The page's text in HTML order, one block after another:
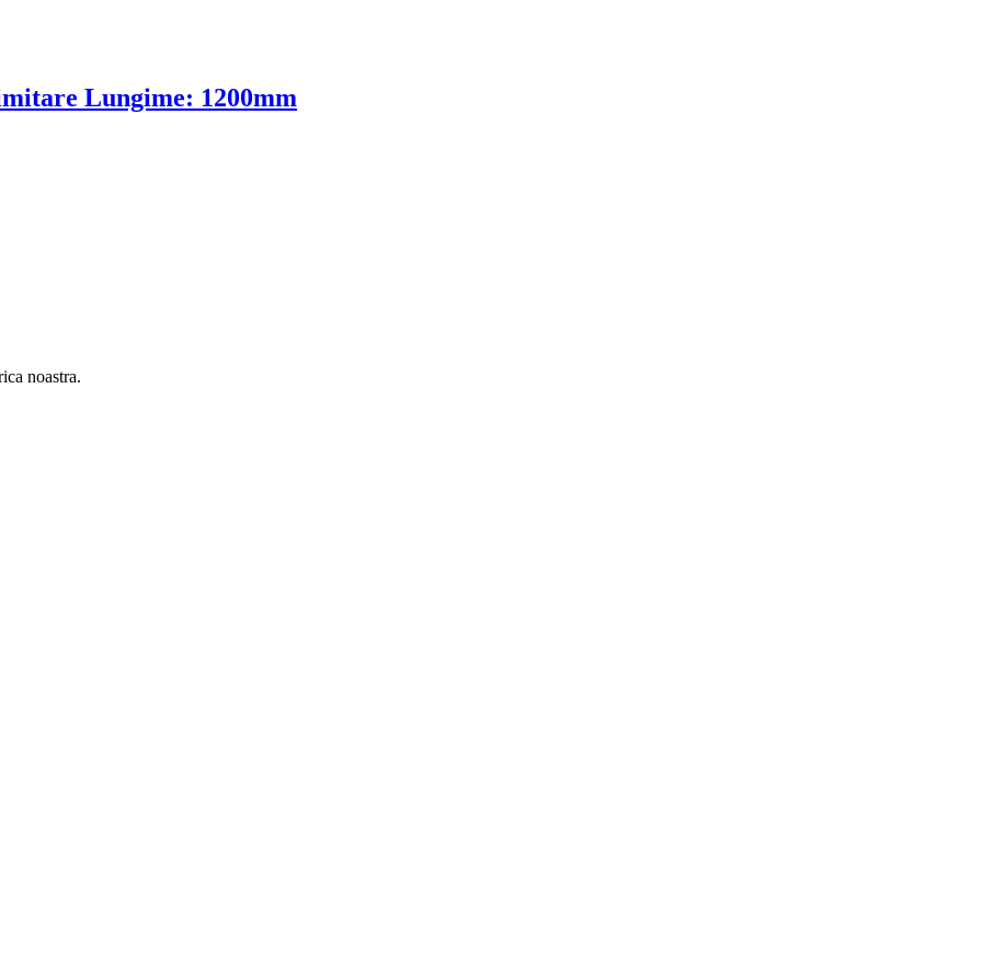
Lungime: 1200mm
noastra.